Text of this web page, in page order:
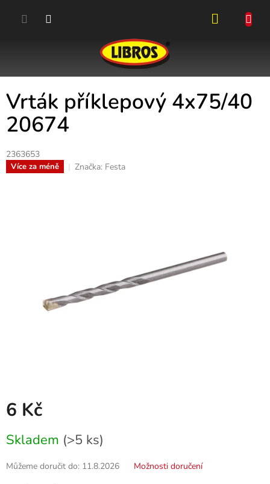
Vrták příklepový 4x75/40
20674
2363653
Více za méně Značka: Festa
6 Kč
cena:
Skladem (>5 ks)
Můžeme doručit do: 11.8.2026 Možnosti doručení